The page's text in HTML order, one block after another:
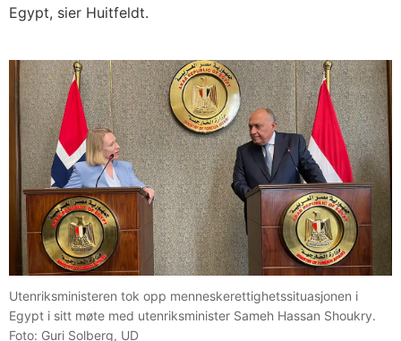
Egypt, sier Huitfeldt.
Utenriksministeren tok opp menneskerettighetssituasjonen i
Egypt i sitt møte med utenriksminister Sameh Hassan Shoukry.
Foto: Guri Solberg, UD